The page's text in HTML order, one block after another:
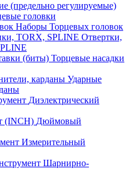
(предельно регулируемые)
головки
Наборы Торцевых головок
Отвертки,
Торцевые насадки
Ударные
Диэлектрический
Дюймовый
Измерительный
Шарнирно-